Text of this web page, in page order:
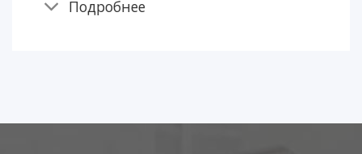
Подробнее